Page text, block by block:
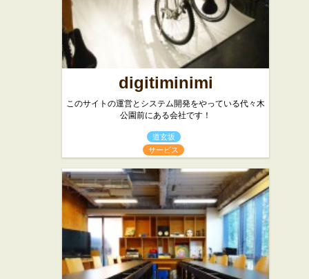
digitiminimi
このサイトの運営とシステム開発をやっている代々木
公園前にある会社です！
道玄坂
サービス